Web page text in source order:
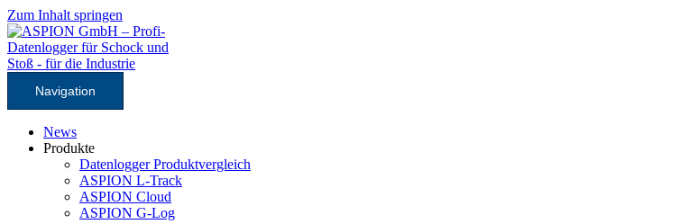
Zum Inhalt springen
Navigation
News
Produkte
Datenlogger Produktvergleich
ASPION L-Track
ASPION Cloud
ASPION G-Log